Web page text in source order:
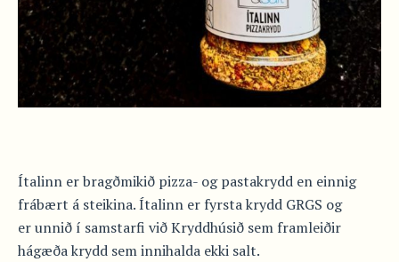
Ítalinn er bragðmikið pizza- og pastakrydd en einnig
frábært á steikina. Ítalinn er fyrsta krydd GRGS og
er unnið í samstarfi við Kryddhúsið sem framleiðir
hágæða krydd sem innihalda ekki salt.